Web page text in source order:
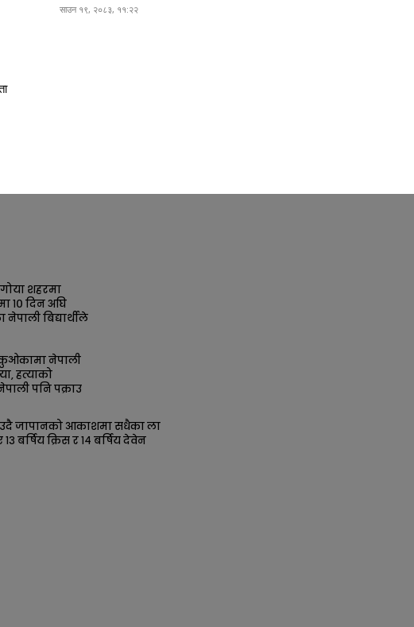
साउन १९, २०८३, ११:२२
शहरमा
१० दिन अघि
बिद्यार्थीले
नेपाली
हत्याको
पनि पक्राउ
जापानको आकाशमा सधैका ला
बर्षिय क्रिस र १४ बर्षिय देवेन